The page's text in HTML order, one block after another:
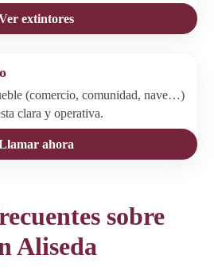
extintores
(comercio, comunidad, nave…)
clara y operativa.
ahora
sobre
Aliseda